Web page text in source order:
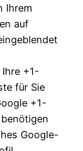
Ihrem
auf
+1-
für Sie
+1-
Google-